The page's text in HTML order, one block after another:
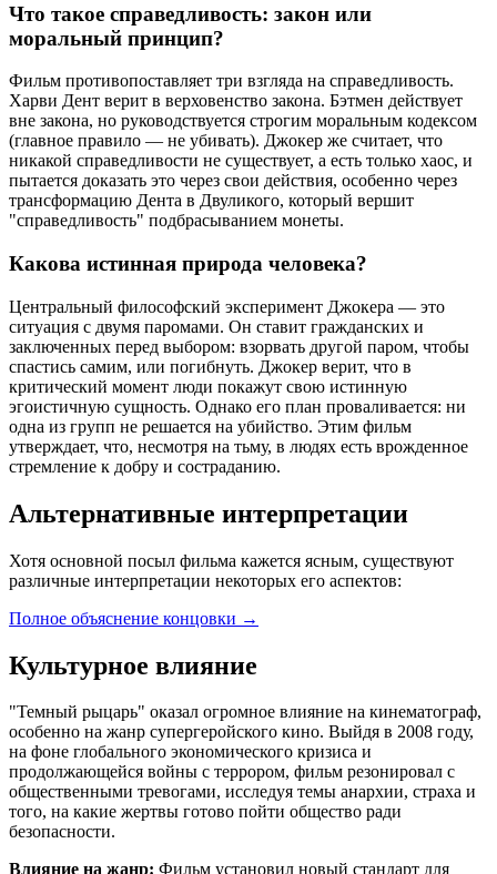
Что такое справедливость: закон или
моральный принцип?
Фильм противопоставляет три взгляда на справедливость.
Харви Дент верит в верховенство закона. Бэтмен действует
вне закона, но руководствуется строгим моральным кодексом
(главное правило — не убивать). Джокер же считает, что
никакой справедливости не существует, а есть только хаос, и
пытается доказать это через свои действия, особенно через
трансформацию Дента в Двуликого, который вершит
"справедливость" подбрасыванием монеты.
Какова истинная природа человека?
Центральный философский эксперимент Джокера — это
ситуация с двумя паромами. Он ставит гражданских и
заключенных перед выбором: взорвать другой паром, чтобы
спастись самим, или погибнуть. Джокер верит, что в
критический момент люди покажут свою истинную
эгоистичную сущность. Однако его план проваливается: ни
одна из групп не решается на убийство. Этим фильм
утверждает, что, несмотря на тьму, в людях есть врожденное
стремление к добру и состраданию.
Альтернативные интерпретации
Хотя основной посыл фильма кажется ясным, существуют
различные интерпретации некоторых его аспектов:
Полное объяснение концовки →
Культурное влияние
"Темный рыцарь" оказал огромное влияние на кинематограф,
особенно на жанр супергеройского кино. Выйдя в 2008 году,
на фоне глобального экономического кризиса и
продолжающейся войны с террором, фильм резонировал с
общественными тревогами, исследуя темы анархии, страха и
того, на какие жертвы готово пойти общество ради
безопасности.
Влияние на жанр: Фильм установил новый стандарт для